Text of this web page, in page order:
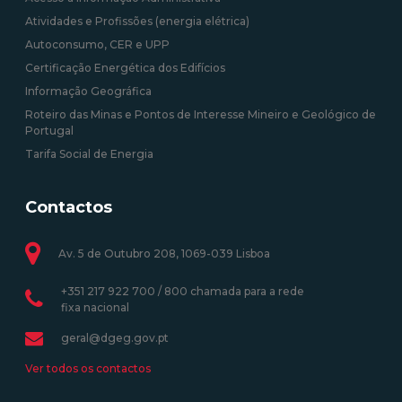
Atividades e Profissões (energia elétrica)
Autoconsumo, CER e UPP
Certificação Energética dos Edifícios
Informação Geográfica
Roteiro das Minas e Pontos de Interesse Mineiro e Geológico de
Portugal
Tarifa Social de Energia
Contactos
Av. 5 de Outubro 208, 1069-039 Lisboa
+351 217 922 700 / 800 chamada para a rede
fixa nacional
geral@dgeg.gov.pt
Ver todos os contactos